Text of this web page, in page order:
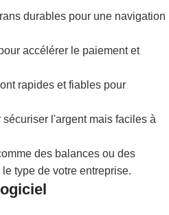
durables pour une navigation
accélérer le paiement et
rapides et fiables pour
sécuriser l'argent mais faciles à
des balances ou des
type de votre entreprise.